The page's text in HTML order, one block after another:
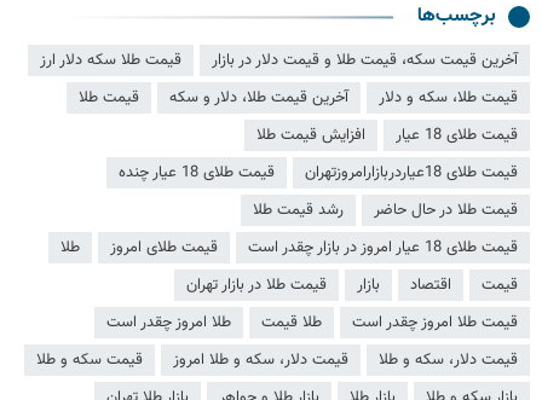
برچسب‌ها
آخرین قیمت سکه، قیمت طلا و قیمت دلار در بازار
قیمت طلا سکه دلار ارز
قیمت طلا، سکه و دلار
آخرین قیمت طلا، دلار و سکه
قیمت طلا
قیمت طلای 18 عیار
افزایش قیمت طلا
قیمت طلای 18عیاردربازارامروزتهران
قیمت طلای 18 عیار چنده
قیمت طلا در حال حاضر
رشد قیمت طلا
قیمت طلای 18 عیار امروز در بازار چقدر است
قیمت طلای امروز
طلا
قیمت
اقتصاد بازار
قیمت طلا در بازار تهران
قیمت طلا امروز چقدر است
طلا قیمت
طلا امروز چقدر است
قیمت دلار، سکه و طلا
قیمت دلار، سکه و طلا امروز
قیمت سکه و طلا